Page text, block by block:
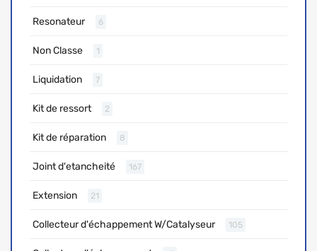
Resonateur 6
Non Classe 1
Liquidation 7
Kit de ressort 2
Kit de réparation 8
Joint d'etancheité 167
Extension 21
Collecteur d'échappement W/Catalyseur 105